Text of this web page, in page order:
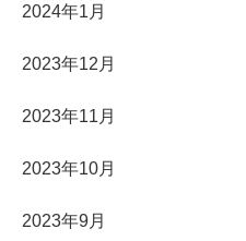
2024年1月
2023年12月
2023年11月
2023年10月
2023年9月